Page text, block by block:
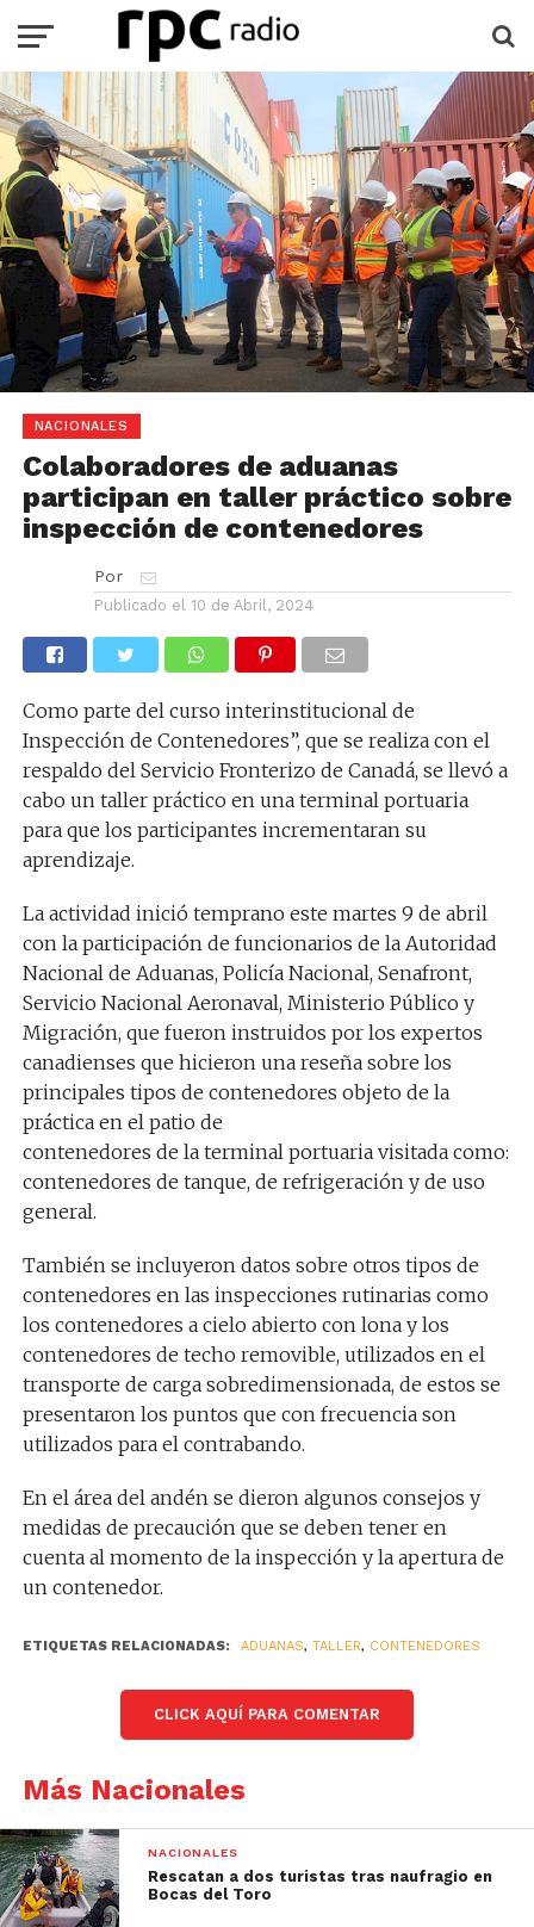
NACIONALES
Colaboradores de aduanas
participan en taller práctico sobre
inspección de contenedores
Por
Publicado el 10 de Abril, 2024
Como parte del curso interinstitucional de
Inspección de Contenedores”, que se realiza con el
respaldo del Servicio Fronterizo de Canadá, se llevó a
cabo un taller práctico en una terminal portuaria
para que los participantes incrementaran su
aprendizaje.
La actividad inició temprano este martes 9 de abril
con la participación de funcionarios de la Autoridad
Nacional de Aduanas, Policía Nacional, Senafront,
Servicio Nacional Aeronaval, Ministerio Público y
Migración, que fueron instruidos por los expertos
canadienses que hicieron una reseña sobre los
principales tipos de contenedores objeto de la
práctica en el patio de
contenedores de la terminal portuaria visitada como:
contenedores de tanque, de refrigeración y de uso
general.
También se incluyeron datos sobre otros tipos de
contenedores en las inspecciones rutinarias como
los contenedores a cielo abierto con lona y los
contenedores de techo removible, utilizados en el
transporte de carga sobredimensionada, de estos se
presentaron los puntos que con frecuencia son
utilizados para el contrabando.
En el área del andén se dieron algunos consejos y
medidas de precaución que se deben tener en
cuenta al momento de la inspección y la apertura de
un contenedor.
ETIQUETAS RELACIONADAS: ADUANAS, TALLER, CONTENEDORES
CLICK AQUÍ PARA COMENTAR
Más Nacionales
NACIONALES
Rescatan a dos turistas tras naufragio en
Bocas del Toro